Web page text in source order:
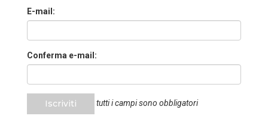
E-mail:
Conferma e-mail:
Iscriviti tutti i campi sono obbligatori